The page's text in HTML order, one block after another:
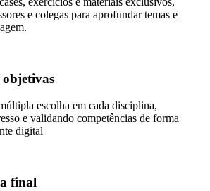
e colegas para aprofundar temas e
objetivas
escolha em cada disciplina,
e validando competências de forma
digital
final